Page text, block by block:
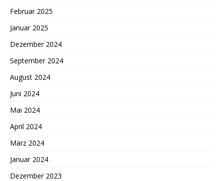
Februar 2025
Januar 2025
Dezember 2024
September 2024
August 2024
Juni 2024
Mai 2024
April 2024
März 2024
Januar 2024
Dezember 2023